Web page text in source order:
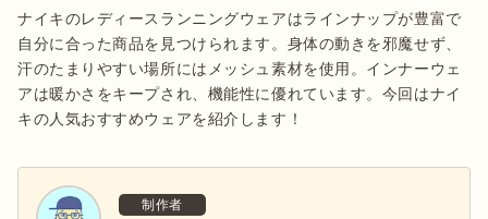
ナイキのレディースランニングウェアはラインナップが豊富で
自分に合った商品を見つけられます。身体の動きを邪魔せず、
汗のたまりやすい場所にはメッシュ素材を使用。インナーウェ
アは暖かさをキープされ、機能性に優れています。今回はナイ
キの人気おすすめウェアを紹介します！
制作者